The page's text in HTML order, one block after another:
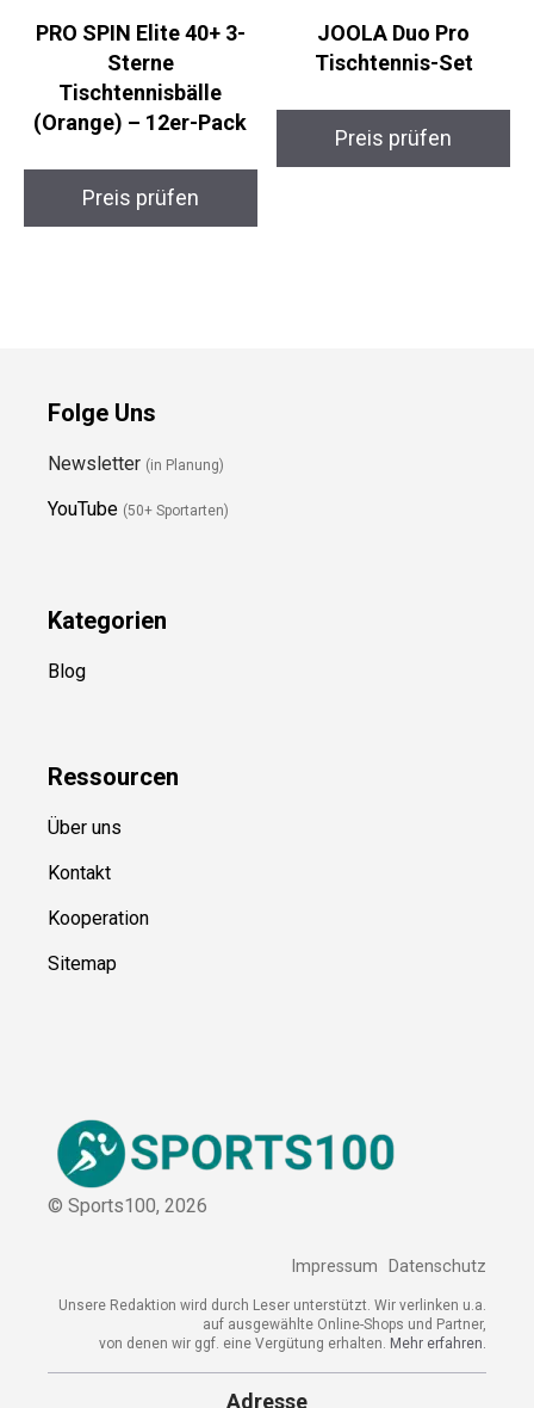
PRO SPIN Elite 40+ 3-
Sterne
Tischtennisbälle
(Orange) – 12er-Pack
Preis prüfen
JOOLA Duo Pro
Tischtennis-Set
Preis prüfen
Folge Uns
Newsletter (in Planung)
YouTube (50+ Sportarten)
Kategorien
Blog
Ressourcen
Über uns
Kontakt
Kooperation
Sitemap
© Sports100, 2026
Impressum Datenschutz
Unsere Redaktion wird durch Leser unterstützt. Wir verlinken u.a.
auf ausgewählte Online-Shops und Partner,
von denen wir ggf. eine Vergütung erhalten. Mehr erfahren.
Adresse